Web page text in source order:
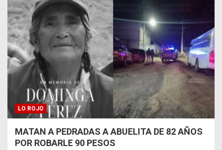
LO ROJO
MATAN A PEDRADAS A ABUELITA DE 82 AÑOS
POR ROBARLE 90 PESOS